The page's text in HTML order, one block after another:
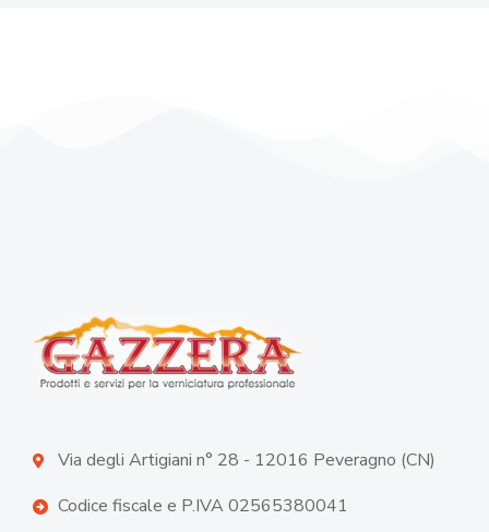
Via degli Artigiani n° 28 - 12016 Peveragno (CN)
Codice fiscale e P.IVA 02565380041